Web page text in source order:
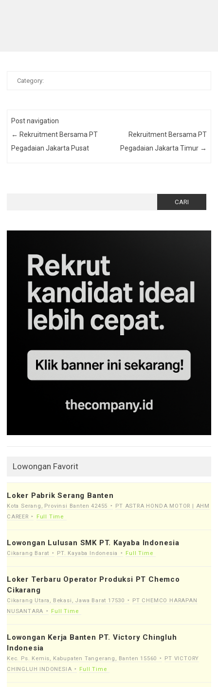
Category:
Post navigation
← Rekruitment Bersama PT
Pegadaian Jakarta Pusat
Rekruitment Bersama PT
Pegadaian Jakarta Timur →
Lowongan Favorit
Loker Pabrik Serang Banten
Kota Serang, Provinsi Banten 42455
PT ASTRA HONDA MOTOR | AHM
CAREER
Full Time
Lowongan Lulusan SMK PT. Kayaba Indonesia
Cikarang Barat PT. Kayaba Indonesia Full Time
Loker Terbaru Operator Produksi PT Chemco
Cikarang
Cikarang Utara, Bekasi, Jawa Barat 17530
PT CHEMCO HARAPAN
NUSANTARA
Full Time
Lowongan Kerja Banten PT. Victory Chingluh
Indonesia
Kec. Ps. Kemis, Kabupaten Tangerang, Banten 15560
PT VICTORY
CHINGLUH INDONESIA
Full Time